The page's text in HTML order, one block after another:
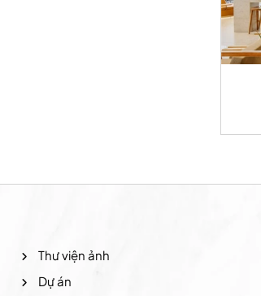
Thư viện ảnh
Dự án